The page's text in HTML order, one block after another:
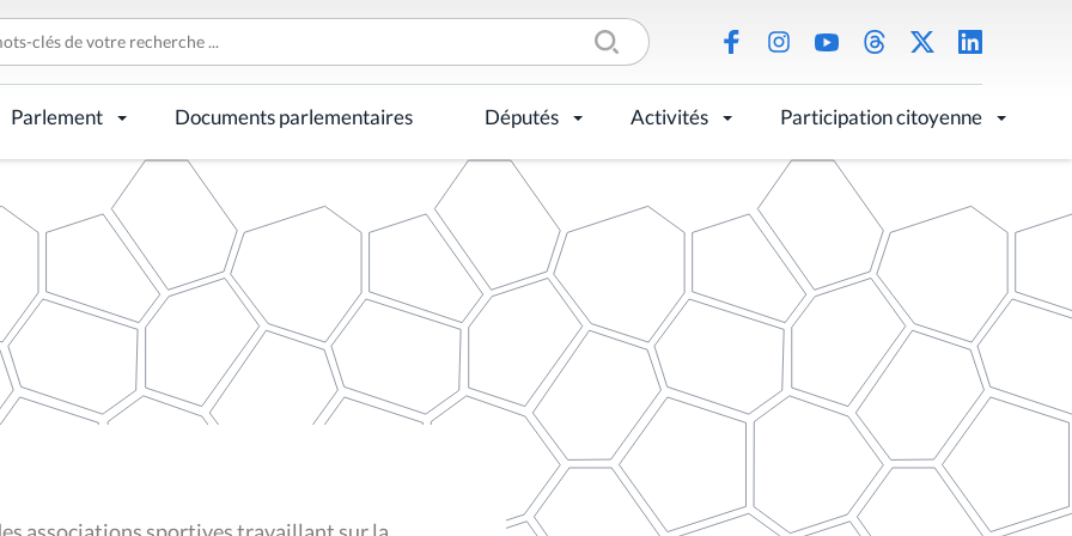
Parlement Documents parlementaires Députés Activités Participation citoyenne
associations sportives travaillant sur la